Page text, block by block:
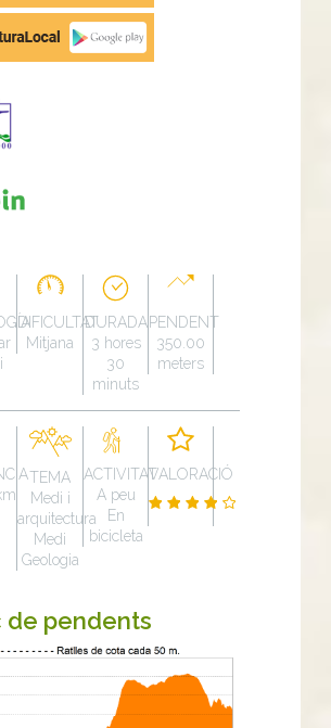
DIFICULTAT
Mitjana
DURADA
3 hores
30
minuts
PENDENT
350.00
meters
TEMA
Medi i
arquitectura
Medi
Geologia
ACTIVITAT
A peu
En
bicicleta
VALORACIÓ
de pendents